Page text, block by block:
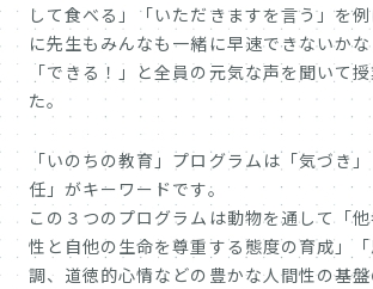
して食べる」「いただきますを言う」を
に先生もみんなも一緒に早速できないか
「できる！」と全員の元気な声を聞いて
た。
「いのちの教育」プログラムは「気づき
任」がキーワードです。
この３つのプログラムは動物を通して「
性と自他の生命を尊重する態度の育成」
調、道徳的心情などの豊かな人間性の基